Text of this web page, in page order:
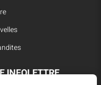
INFOLETTRE